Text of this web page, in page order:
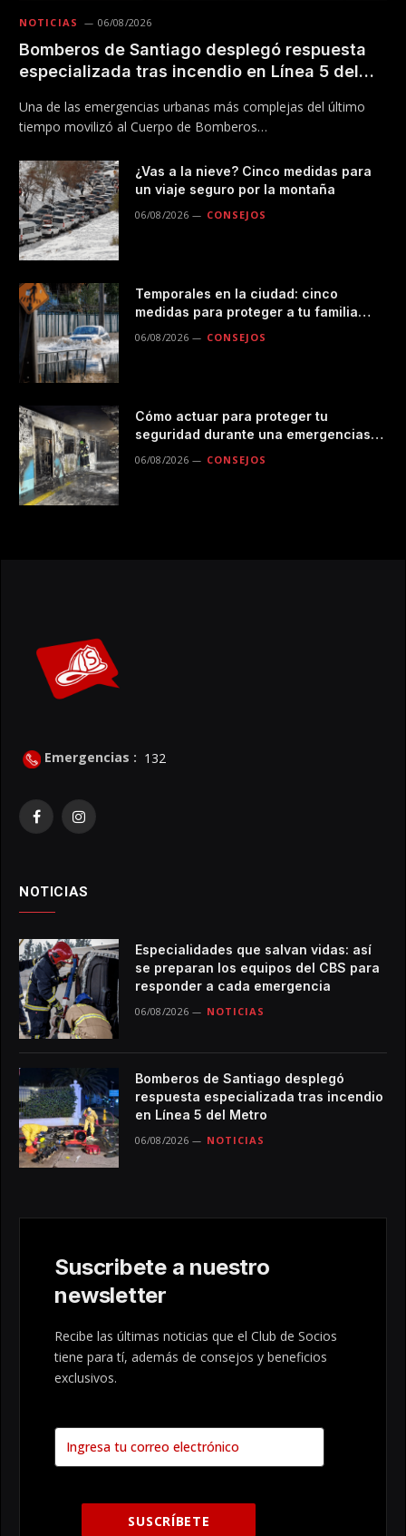
NOTICIAS 06/08/2026
Bomberos de Santiago desplegó respuesta
especializada tras incendio en Línea 5 del
Una de las emergencias urbanas más complejas del último
tiempo movilizó al Cuerpo de Bomberos…
¿Vas a la nieve? Cinco medidas para
un viaje seguro por la montaña
06/08/2026 CONSEJOS
Temporales en la ciudad: cinco
medidas para proteger a tu familia
06/08/2026 CONSEJOS
Cómo actuar para proteger tu
seguridad durante una emergencias
06/08/2026 CONSEJOS
Emergencias : 132
FacebookInstagram
NOTICIAS
Especialidades que salvan vidas: así
se preparan los equipos del CBS para
responder a cada emergencia
06/08/2026 NOTICIAS
Bomberos de Santiago desplegó
respuesta especializada tras incendio
en Línea 5 del Metro
06/08/2026 NOTICIAS
Suscribete a nuestro
newsletter
Recibe las últimas noticias que el Club de Socios
tiene para tí, además de consejos y beneficios
exclusivos.